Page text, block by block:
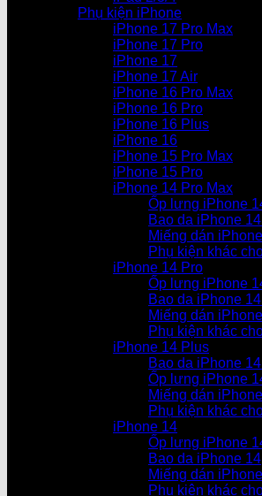
Phụ kiện iPhone
iPhone 17 Pro Max
iPhone 17 Pro
iPhone 17
iPhone 17 Air
iPhone 16 Pro Max
iPhone 16 Pro
iPhone 16 Plus
iPhone 16
iPhone 15 Pro Max
iPhone 15 Pro
iPhone 14 Pro Max
Ốp lưng iPhone
Bao da iPhone
Miếng dán
Phụ kiện khác
iPhone 14 Pro
Ốp lưng iPhone
Bao da iPhone
Miếng dán
Phụ kiện khác
iPhone 14 Plus
Bao da iPhone
Ốp lưng iPhone
Miếng dán
Phụ kiện khác
iPhone 14
Ốp lưng iPhone
Bao da iPhone 14
Miếng dán
Phụ kiện khác